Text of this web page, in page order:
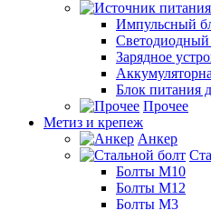
Импульсный
Светодиодный
Зарядное
Блок питания
Прочее
Метиз и крепеж
Анкер
Болты М10
Болты М12
Болты М3